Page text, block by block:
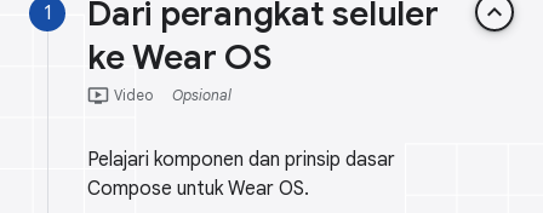
1
Dari perangkat seluler
ke Wear OS
keyboard_arrow_up
ondemand_video Video Opsional
Pelajari komponen dan prinsip dasar
Compose untuk Wear OS.